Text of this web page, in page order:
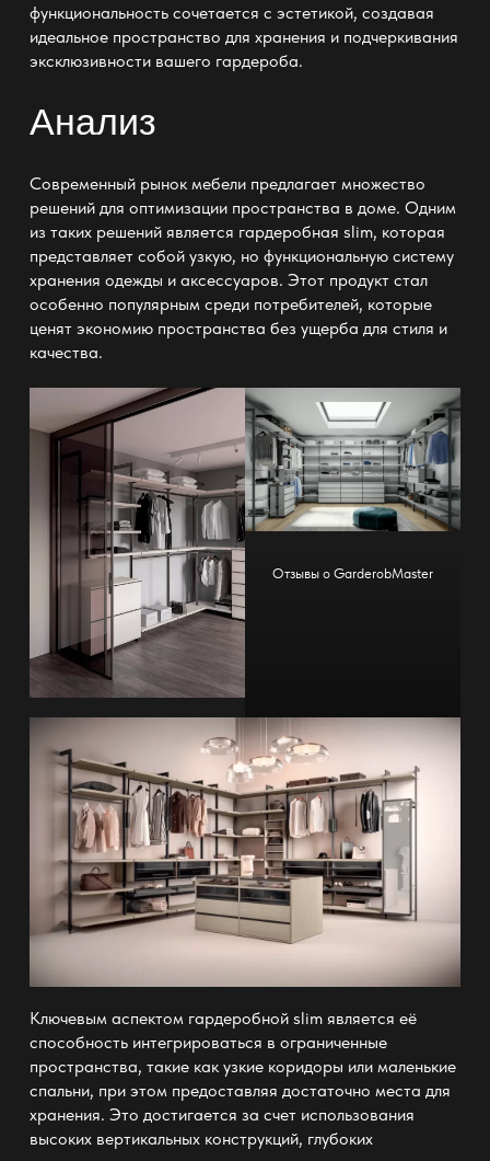
функциональность сочетается с эстетикой, создавая
идеальное пространство для хранения и подчеркивания
эксклюзивности вашего гардероба.
Анализ
Современный рынок мебели предлагает множество
решений для оптимизации пространства в доме. Одним
из таких решений является гардеробная slim, которая
представляет собой узкую, но функциональную систему
хранения одежды и аксессуаров. Этот продукт стал
особенно популярным среди потребителей, которые
ценят экономию пространства без ущерба для стиля и
качества.
Отзывы о GarderobMaster
Ключевым аспектом гардеробной slimявляется её
способность интегрироваться в ограниченные
пространства, такие как узкие коридоры или маленькие
спальни, при этом предоставляя достаточно места для
хранения. Это достигается за счет использования
высоких вертикальных конструкций, глубоких